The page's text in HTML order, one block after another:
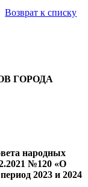
ГОРОДА
народных
№120 «О
2023 и 2024
Возврат к списку